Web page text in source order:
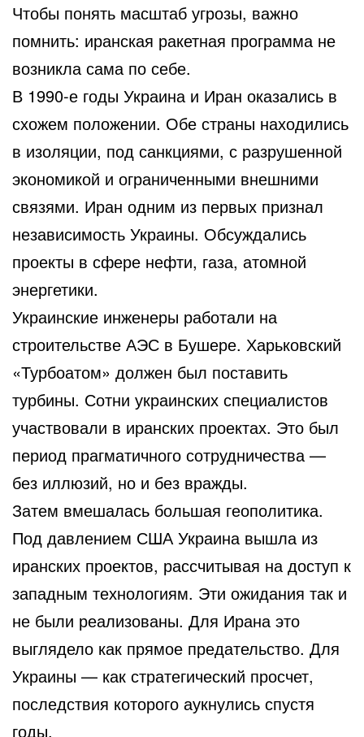
Чтобы понять масштаб угрозы, важно
помнить: иранская ракетная программа не
возникла сама по себе.
В 1990-е годы Украина и Иран оказались в
схожем положении. Обе страны находились
в изоляции, под санкциями, с разрушенной
экономикой и ограниченными внешними
связями. Иран одним из первых признал
независимость Украины. Обсуждались
проекты в сфере нефти, газа, атомной
энергетики.
Украинские инженеры работали на
строительстве АЭС в Бушере. Харьковский
«Турбоатом» должен был поставить
турбины. Сотни украинских специалистов
участвовали в иранских проектах. Это был
период прагматичного сотрудничества —
без иллюзий, но и без вражды.
Затем вмешалась большая геополитика.
Под давлением США Украина вышла из
иранских проектов, рассчитывая на доступ к
западным технологиям. Эти ожидания так и
не были реализованы. Для Ирана это
выглядело как прямое предательство. Для
Украины — как стратегический просчет,
последствия которого аукнулись спустя
годы.